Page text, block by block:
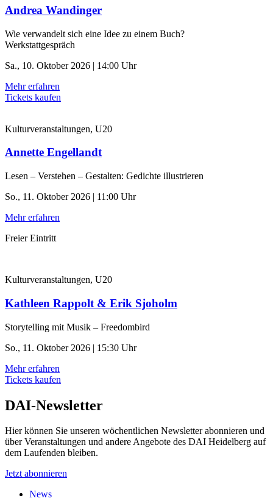
Andrea Wandinger
Wie verwandelt sich eine Idee zu einem Buch?
Werkstattgespräch
Sa., 10. Oktober 2026 | 14:00 Uhr
Mehr erfahren
Tickets kaufen
Kulturveranstaltungen, U20
Annette Engellandt
Lesen – Verstehen – Gestalten: Gedichte illustrieren
So., 11. Oktober 2026 | 11:00 Uhr
Mehr erfahren
Freier Eintritt
Kulturveranstaltungen, U20
Kathleen Rappolt & Erik Sjoholm
Storytelling mit Musik – Freedombird
So., 11. Oktober 2026 | 15:30 Uhr
Mehr erfahren
Tickets kaufen
DAI-Newsletter
Hier können Sie unseren wöchentlichen Newsletter abonnieren und
über Veranstaltungen und andere Angebote des DAI Heidelberg auf
dem Laufenden bleiben.
Jetzt abonnieren
News